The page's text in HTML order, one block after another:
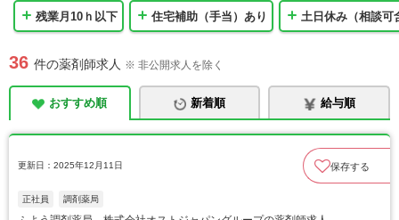
残業月10ｈ以下 住宅補助（手当）あり 土日休み（相談可
36 件の薬剤師求人 ※ 非公開求人を除く
おすすめ順 新着順 給与順
更新日：2025年12月11日 保存する
正社員 調剤薬局